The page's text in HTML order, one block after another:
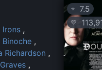
Irons ,
,
Richardson ,
,
⭐ 7.5
💛